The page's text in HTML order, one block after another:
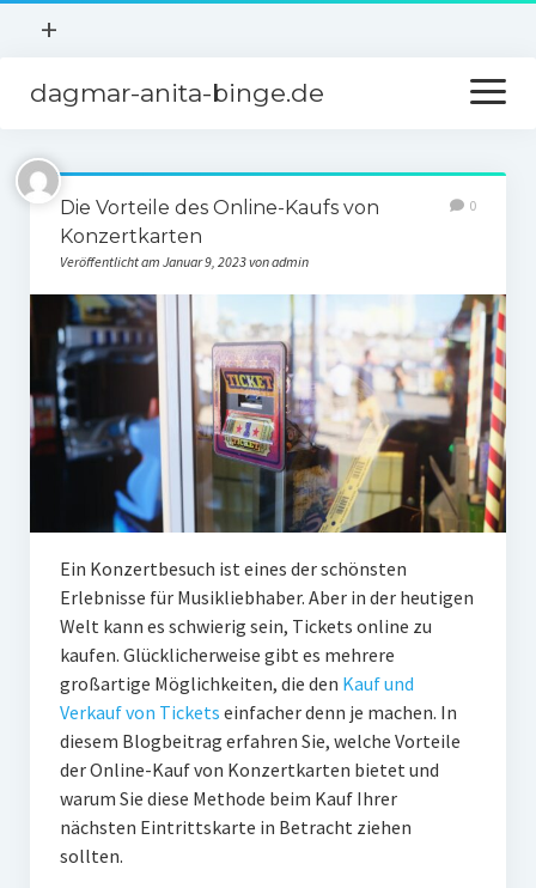
Menü
+
Ausgehen
Hobby
Sport
Wohnen
dagmar-anita-binge.de
Menü
öffnen
Startseite
Freunde und Partner
Kontakt
Über uns
Die Vorteile des Online-Kaufs von
Konzertkarten
Veröffentlicht am Januar 9, 2023 von admin
0
Ein Konzertbesuch ist eines der schönsten
Erlebnisse für Musikliebhaber. Aber in der heutigen
Welt kann es schwierig sein, Tickets online zu
kaufen. Glücklicherweise gibt es mehrere
großartige Möglichkeiten, die den Kauf und
Verkauf von Tickets einfacher denn je machen. In
diesem Blogbeitrag erfahren Sie, welche Vorteile
der Online-Kauf von Konzertkarten bietet und
warum Sie diese Methode beim Kauf Ihrer
nächsten Eintrittskarte in Betracht ziehen
sollten.